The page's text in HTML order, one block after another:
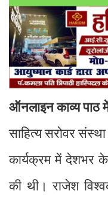
ऑनलाइन काव्य पाठ
साहित्य सरोवर
कार्यक्रम में देशभर के
की थी। राजेश